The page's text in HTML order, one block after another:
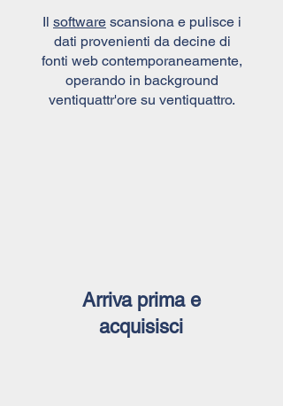
Il software scansiona e pulisce i
dati provenienti da decine di
fonti web contemporaneamente,
operando in background
ventiquattr'ore su ventiquattro.
Arriva prima e
acquisisci